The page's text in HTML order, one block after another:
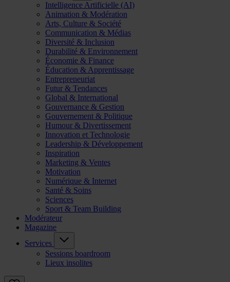
Intelligence Artificielle (AI)
Animation & Modération
Arts, Culture & Société
Communication & Médias
Diversité & Inclusion
Durabilité & Environnement
Économie & Finance
Éducation & Apprentissage
Entrepreneuriat
Futur & Tendances
Global & International
Gouvernance & Gestion
Gouvernement & Politique
Humour & Divertissement
Innovation et Technologie
Leadership & Développement
Inspiration
Marketing & Ventes
Motivation
Numérique & Internet
Santé & Soins
Sciences
Sport & Team Building
Modérateur
Magazine
Services
Sessions boardroom
Lieux insolites